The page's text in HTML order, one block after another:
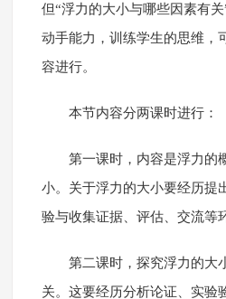
但“浮力的大小与哪些因素有
动手能力，训练学生的思维，
容进行。
本节内容分两课时进行：
第一课时，内容是浮力的
小。关于浮力的大小要经历提
验与收集证据、评估、交流等
第二课时，探究浮力的大
关。这要经历分析论证、实验